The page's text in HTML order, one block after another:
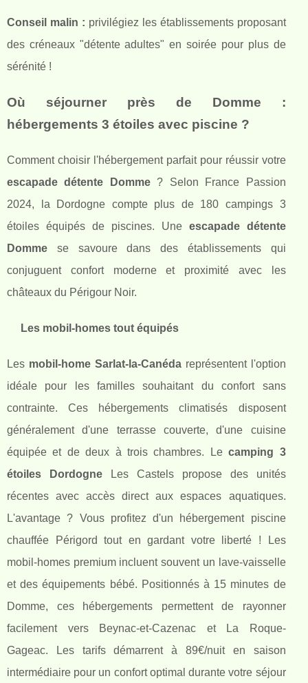
Conseil malin : privilégiez les établissements proposant
des créneaux "détente adultes" en soirée pour plus de
sérénité !
Où séjourner près de Domme :
hébergements 3 étoiles avec piscine ?
Comment choisir l'hébergement parfait pour réussir votre
escapade détente Domme? Selon France Passion
2024, la Dordogne compte plus de 180 campings 3
étoiles équipés de piscines. Une escapade détente
Domme se savoure dans des établissements qui
conjuguent confort moderne et proximité avec les
châteaux du Périgour Noir.
Les mobil-homes tout équipés
Les mobil-home Sarlat-la-Canédareprésentent l'option
idéale pour les familles souhaitant du confort sans
contrainte. Ces hébergements climatisés disposent
généralement d'une terrasse couverte, d'une cuisine
équipée et de deux à trois chambres. Lecamping 3
étoiles DordogneLes Castels propose des unités
récentes avec accès direct aux espaces aquatiques.
L'avantage ? Vous profitez d'un hébergement piscine
chauffée Périgord tout en gardant votre liberté ! Les
mobil-homes premium incluent souvent un lave-vaisselle
et des équipements bébé. Positionnés à 15 minutes de
Domme, ces hébergements permettent de rayonner
facilement vers Beynac-et-Cazenac et La Roque-
Gageac. Les tarifs démarrent à 89€/nuit en saison
intermédiaire pour un confort optimal durante votre séjour